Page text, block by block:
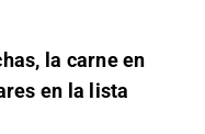
la carne en
en la lista